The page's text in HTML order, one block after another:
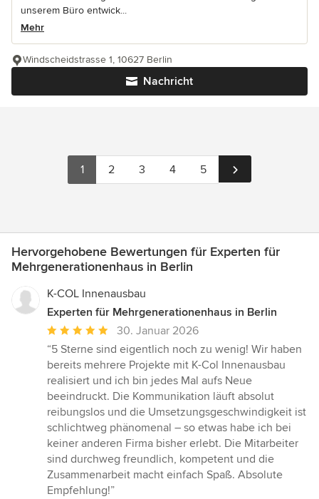
unserem Büro entwick...
Mehr
Nachricht
Windscheidstrasse 1, 10627 Berlin
1 2 3 4 5
Hervorgehobene Bewertungen für Experten für
Mehrgenerationenhaus in Berlin
K-COL Innenausbau
Experten für Mehrgenerationenhaus in Berlin
Durchschnittliche
Bewertung:
5
von
5
Sternen
30. Januar 2026
“5 Sterne sind eigentlich noch zu wenig! Wir haben
bereits mehrere Projekte mit K-Col Innenausbau
realisiert und ich bin jedes Mal aufs Neue
beeindruckt. Die Kommunikation läuft absolut
reibungslos und die Umsetzungsgeschwindigkeit ist
schlichtweg phänomenal – so etwas habe ich bei
keiner anderen Firma bisher erlebt. Die Mitarbeiter
sind durchweg freundlich, kompetent und die
Zusammenarbeit macht einfach Spaß. Absolute
Empfehlung!”